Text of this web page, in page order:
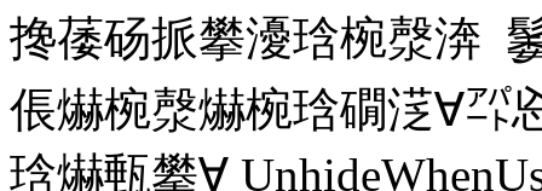
搀䔀砀挀攀瀀琀椀漀渀
倀爀椀漀爀椀琀礀㴀∀㌀
琀爀甀攀∀